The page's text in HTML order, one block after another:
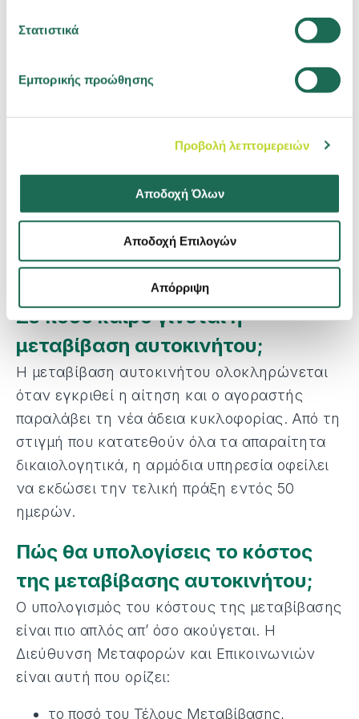
Στατιστικά
Εμπορικής προώθησης
Προβολή λεπτομερειών
Αποδοχή Όλων
Αποδοχή Επιλογών
Απόρριψη
το καταστατικό της εταιρείας και τυχόν
βεβαίωση εκπροσώπησης από το Γ.Ε.ΜΗ.
Σημείωση: Στην περίπτωση που επιλέξεις την
ηλεκτρονική μεταβίβαση, πολλά από τα
να προσκομίσεις το δελτίο ΚΤΕΟ, τη
ούτε έντυπες αιτήσεις και υπεύθυνες
Σε πόσο καιρό γίνεται η
μεταβίβαση αυτοκινήτου;
Η μεταβίβαση αυτοκινήτου ολοκληρώνεται
όταν εγκριθεί η αίτηση και ο αγοραστής
παραλάβει τη νέα άδεια κυκλοφορίας. Από τη
στιγμή που κατατεθούν όλα τα απαραίτητα
δικαιολογητικά, η αρμόδια υπηρεσία οφείλει
να εκδώσει την τελική πράξη εντός 50
ημερών.
Πώς θα υπολογίσεις το κόστος
της μεταβίβασης αυτοκινήτου;
Ο υπολογισμός του κόστους της μεταβίβασης
είναι πιο απλός απ’ όσο ακούγεται. Η
Διεύθυνση Μεταφορών και Επικοινωνιών
είναι αυτή που ορίζει:
το ποσό του Τέλους Μεταβίβασης,